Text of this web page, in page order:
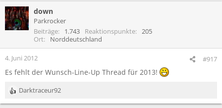
down
Parkrocker
Beiträge
1.743 Reaktionspunkte
205
Ort
Norddeutschland
4. Juni 2012 #917
Es fehlt der Wunsch-Line-Up Thread für 2013!
R
e
Darktraceur92